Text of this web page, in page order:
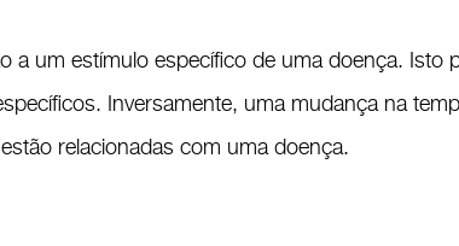
a um estímulo específico de uma doença. Isto
Inversamente, uma mudança na
relacionadas com uma doença.